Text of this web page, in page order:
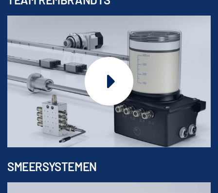
SMEERSYSTEMEN